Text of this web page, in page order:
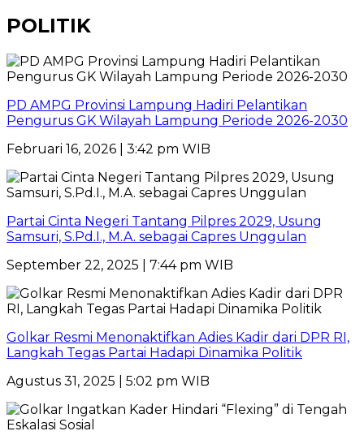
POLITIK
PD AMPG Provinsi Lampung Hadiri Pelantikan
Pengurus GK Wilayah Lampung Periode 2026-2030
Februari 16, 2026 | 3:42 pm WIB
Partai Cinta Negeri Tantang Pilpres 2029, Usung
Samsuri, S.Pd.I., M.A. sebagai Capres Unggulan
September 22, 2025 | 7:44 pm WIB
Golkar Resmi Menonaktifkan Adies Kadir dari DPR RI,
Langkah Tegas Partai Hadapi Dinamika Politik
Agustus 31, 2025 | 5:02 pm WIB